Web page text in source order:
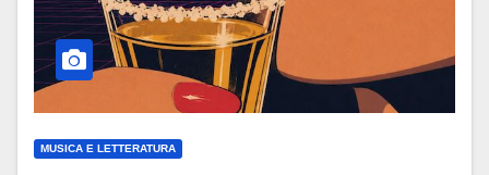
MUSICA E LETTERATURA